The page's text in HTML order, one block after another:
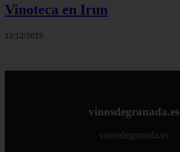
Vinoteca en Irun
12/12/2025
vinosdegranada.es
vinosdegranada.es